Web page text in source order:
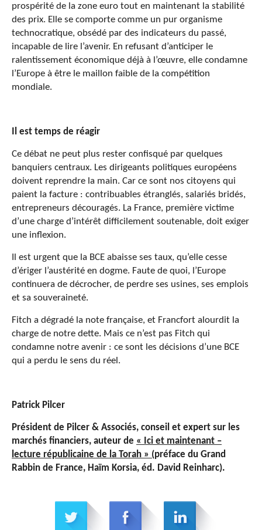
prospérité de la zone euro tout en maintenant la stabilité
des prix. Elle se comporte comme un pur organisme
technocratique, obsédé par des indicateurs du passé,
incapable de lire l’avenir. En refusant d’anticiper le
ralentissement économique déjà à l’œuvre, elle condamne
l’Europe à être le maillon faible de la compétition
mondiale.
Il est temps de réagir
Ce débat ne peut plus rester confisqué par quelques
banquiers centraux. Les dirigeants politiques européens
doivent reprendre la main. Car ce sont nos citoyens qui
paient la facture : contribuables étranglés, salariés bridés,
entrepreneurs découragés. La France, première victime
d’une charge d’intérêt difficilement soutenable, doit exiger
une inflexion.
Il est urgent que la BCE abaisse ses taux, qu’elle cesse
d’ériger l’austérité en dogme. Faute de quoi, l’Europe
continuera de décrocher, de perdre ses usines, ses emplois
et sa souveraineté.
Fitch a dégradé la note française, et Francfort alourdit la
charge de notre dette. Mais ce n’est pas Fitch qui
condamne notre avenir : ce sont les décisions d’une BCE
qui a perdu le sens du réel.
Patrick Pilcer
Président de Pilcer & Associés, conseil et expert sur les
marchés financiers, auteur de « Ici et maintenant –
lecture républicaine de la Torah » (préface du Grand
Rabbin de France, Haïm Korsia, éd. David Reinharc).